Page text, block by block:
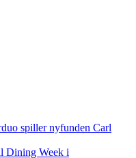
spiller nyfunden Carl
Dining Week i